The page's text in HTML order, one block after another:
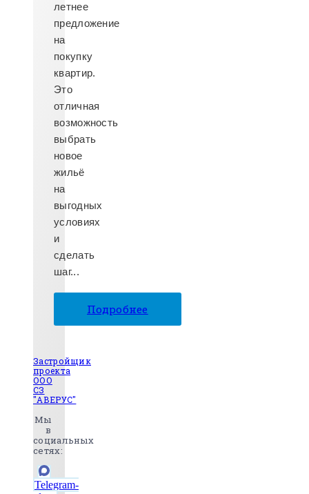
летнее
предложение
на
покупку
квартир.
Это
отличная
возможность
выбрать
новое
жильё
на
выгодных
условиях
и
сделать
шаг...
Подробнее
Застройщик
проекта
ООО
СЗ
"АВЕРУС"
Мы
в
социальных
сетях:
Telegram-